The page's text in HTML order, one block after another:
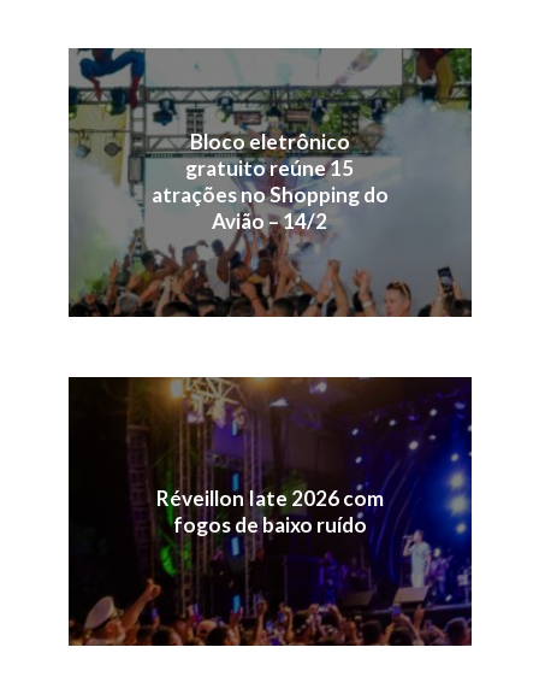
Bloco eletrônico
gratuito reúne 15
atrações no Shopping do
Avião – 14/2
Réveillon Iate 2026 com
fogos de baixo ruído